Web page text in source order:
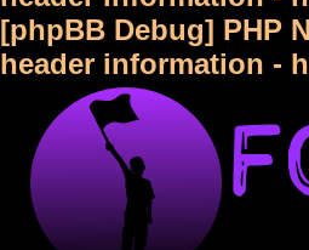
[phpBB Debug] PHP
header information -